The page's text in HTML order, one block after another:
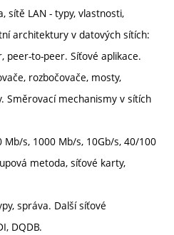
sítě LAN - typy, vlastnosti,
architektury v datových sítích:
peer-to-peer. Síťové aplikace.
rozbočovače, mosty,
Směrovací mechanismy v sítích
s, 1000 Mb/s, 10Gb/s, 40/100
metoda, síťové karty,
správa. Další síťové
DQDB.